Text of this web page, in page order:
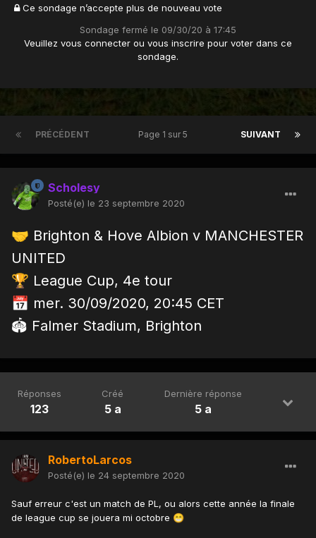
Ce sondage n’accepte plus de nouveau vote
Veuillez vous connecter ou vous inscrire pour voter dans ce
sondage.
Sondage fermé le 09/30/20 à 17:45
PRÉCÉDENT SUIVANT
Page 1 sur 5
Scholesy
Posté(e) le 23 septembre 2020
🤝 Brighton & Hove Albion v MANCHESTER
UNITED
🏆 League Cup, 4e tour
📅 mer. 30/09/2020, 20:45 CET
🏟 Falmer Stadium, Brighton
Réponses
123
Créé
5 a
Dernière réponse
5 a
RobertoLarcos
Posté(e) le 24 septembre 2020
Sauf erreur c'est un match de PL, ou alors cette année la finale
de league cup se jouera mi octobre 😁